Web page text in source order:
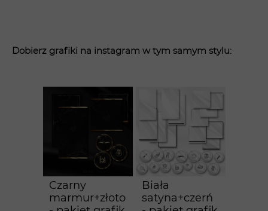
Dobierz grafiki na instagram w tym samym stylu:
Czarny
marmur+złoto
Biała
satyna+czerń